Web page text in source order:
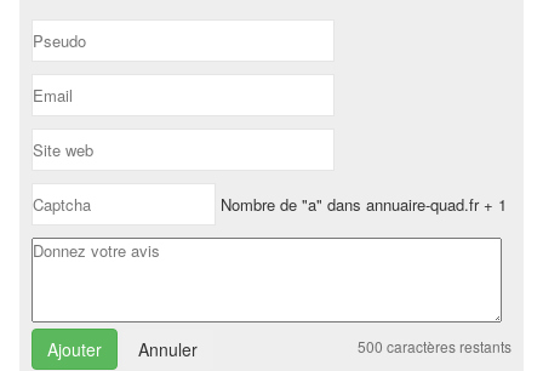
Nombre de "a" dans annuaire-quad.fr + 1
Annuler 500 caractères restants